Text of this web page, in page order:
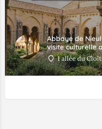
Abbaye de
visite culturelle
1 allée du